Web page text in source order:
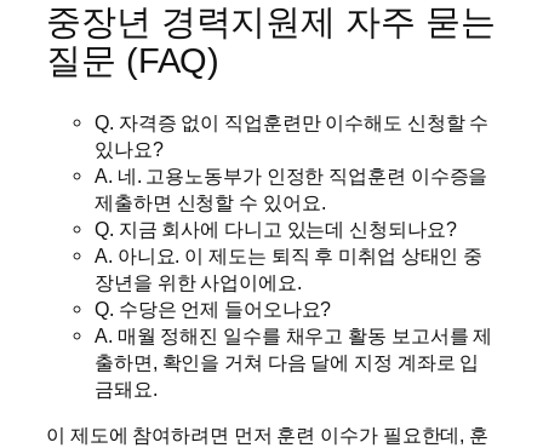
중장년 경력지원제 자주 묻는
질문 (FAQ)
Q. 자격증 없이 직업훈련만 이수해도 신청할 수
있나요?
A. 네. 고용노동부가 인정한 직업훈련 이수증을
제출하면 신청할 수 있어요.
Q. 지금 회사에 다니고 있는데 신청되나요?
A. 아니요. 이 제도는 퇴직 후 미취업 상태인 중
장년을 위한 사업이에요.
Q. 수당은 언제 들어오나요?
A. 매월 정해진 일수를 채우고 활동 보고서를 제
출하면, 확인을 거쳐 다음 달에 지정 계좌로 입
금돼요.
이 제도에 참여하려면 먼저 훈련 이수가 필요한데, 훈